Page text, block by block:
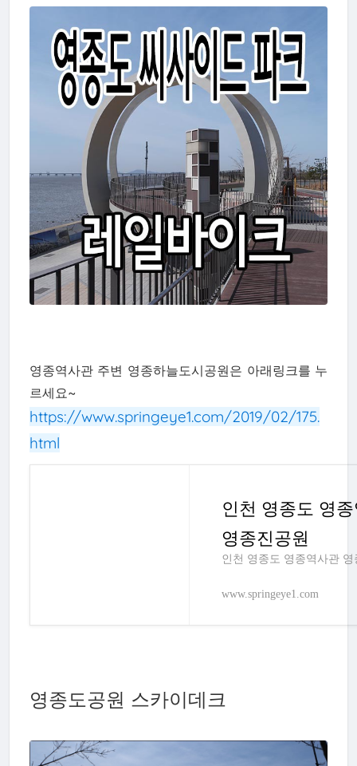
영종역사관 주변 영종하늘도시공원은 아래링크를 누
르세요~
https://www.springeye1.com/2019/02/175.
html
인천 영종도 영
영종진공원
인천 영종도 영종역사관
www.springeye1.com
영종도공원 스카이데크